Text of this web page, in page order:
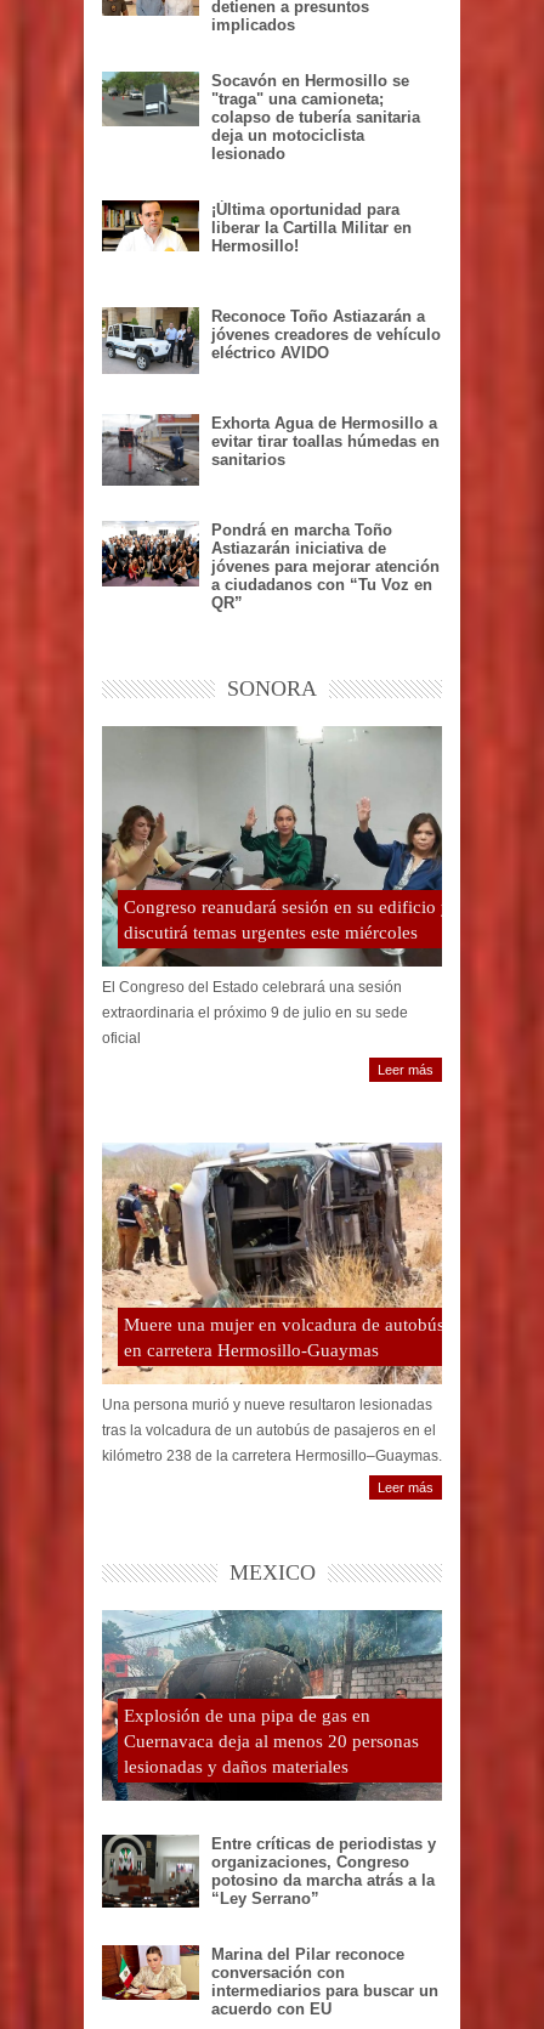
detienen a presuntos
implicados
Socavón en Hermosillo se
"traga" una camioneta;
colapso de tubería sanitaria
deja un motociclista
lesionado
¡Última oportunidad para
liberar la Cartilla Militar en
Hermosillo!
Reconoce Toño Astiazarán a
jóvenes creadores de vehículo
eléctrico AVIDO
Exhorta Agua de Hermosillo a
evitar tirar toallas húmedas en
sanitarios
Pondrá en marcha Toño
Astiazarán iniciativa de
jóvenes para mejorar atención
a ciudadanos con “Tu Voz en
QR”
SONORA
Congreso reanudará sesión en su edificio y
discutirá temas urgentes este miércoles
El Congreso del Estado celebrará una sesión
extraordinaria el próximo 9 de julio en su sede
oficial
Leer más
Muere una mujer en volcadura de autobús
en carretera Hermosillo-Guaymas
Una persona murió y nueve resultaron lesionadas
tras la volcadura de un autobús de pasajeros en el
kilómetro 238 de la carretera Hermosillo–Guaymas.
Leer más
MEXICO
Explosión de una pipa de gas en
Cuernavaca deja al menos 20 personas
lesionadas y daños materiales
Entre críticas de periodistas y
organizaciones, Congreso
potosino da marcha atrás a la
“Ley Serrano”
Marina del Pilar reconoce
conversación con
intermediarios para buscar un
acuerdo con EU